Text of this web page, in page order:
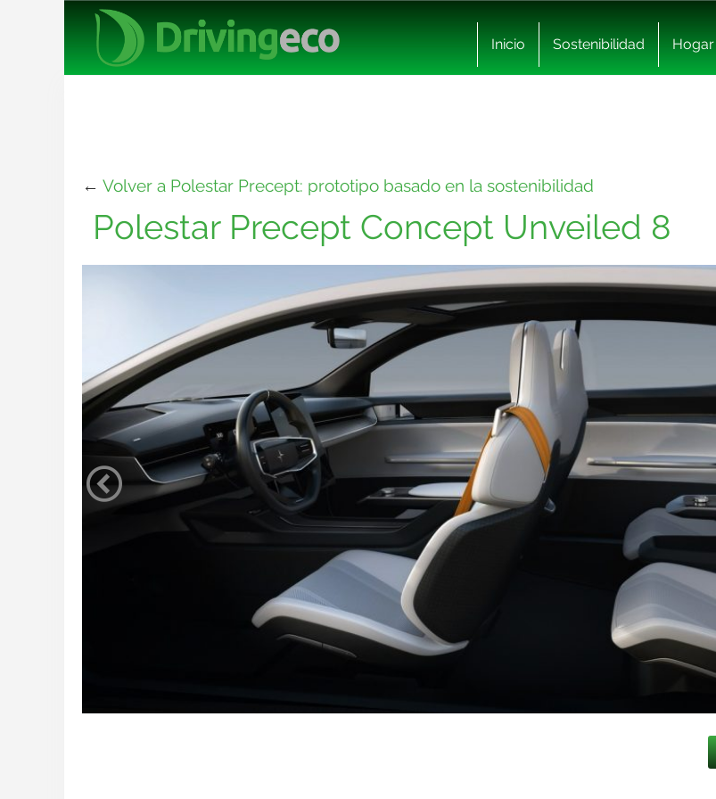
Inicio Sostenibilidad Hogar
← Volver a Polestar Precept: prototipo basado en la sostenibilidad
Polestar Precept Concept Unveiled 8